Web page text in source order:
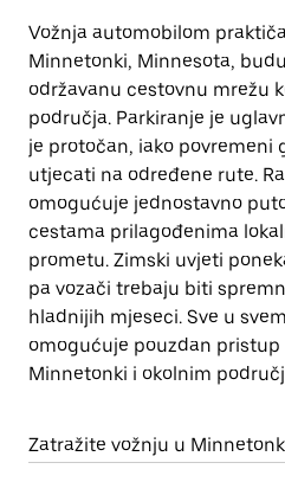
Vožnja automobilom
Minnetonki, Minnesota,
održavanu cestovnu mrežu
područja. Parkiranje je
je protočan, iako povremeni
utjecati na određene rute.
omogućuje jednostavno
cestama prilagođenima
prometu. Zimski uvjeti
pa vozači trebaju biti
hladnijih mjeseci. Sve u
omogućuje pouzdan
Minnetonki i okolnim
Zatražite vožnju u